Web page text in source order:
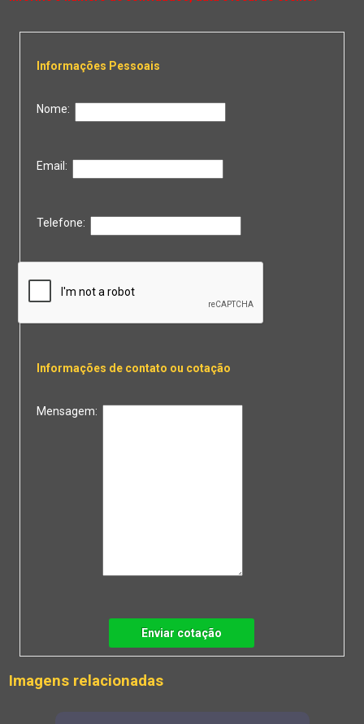
Informações Pessoais
Nome:
Email:
Telefone:
Informações de contato ou cotação
Mensagem:
Enviar cotação
Imagens relacionadas